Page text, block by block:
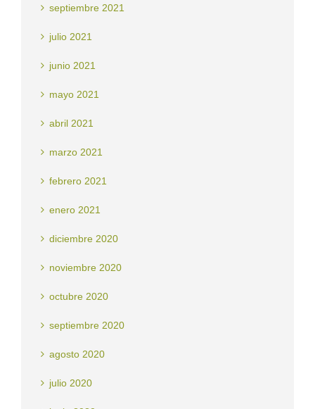
septiembre 2021
julio 2021
junio 2021
mayo 2021
abril 2021
marzo 2021
febrero 2021
enero 2021
diciembre 2020
noviembre 2020
octubre 2020
septiembre 2020
agosto 2020
julio 2020